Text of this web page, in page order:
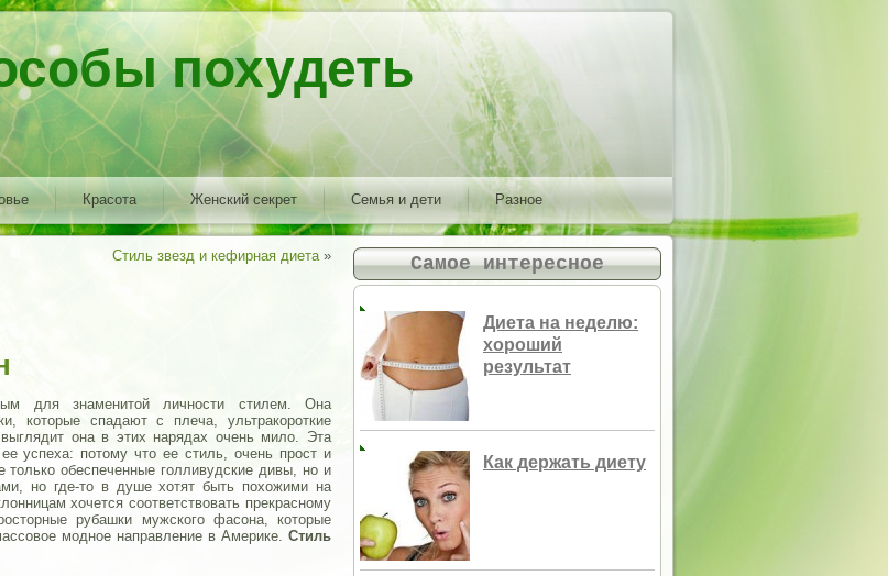
похудеть
Красота Женский секрет Семья и дети Разное
Стиль звезд и кефирная диета»
для знаменитой личности стилем. Она
которые спадают с плеча, ультракороткие
она в этих нарядах очень мило. Эта
успеха: потому что ее стиль, очень прост и
обеспеченные голливудские дивы, но и
но где-то в душе хотят быть похожими на
хочется соответствовать прекрасному
рубашки мужского фасона, которые
модное направление в Америке. Стиль
Самое интересное
Диета на неделю:
хороший
результат
Как держать диету